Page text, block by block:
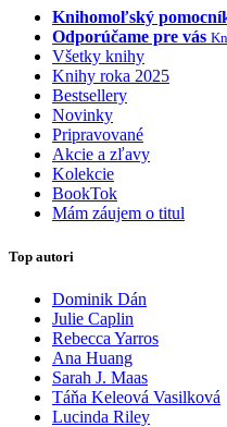
Knihomoľský
Odporúčame pre vás
Všetky knihy
Knihy roka 2025
Bestsellery
Novinky
Pripravované
Akcie a zľavy
Kolekcie
BookTok
Mám záujem o titul
Top autori
Dominik Dán
Julie Caplin
Rebecca Yarros
Ana Huang
Sarah J. Maas
Táňa Keleová Vasilková
Lucinda Riley